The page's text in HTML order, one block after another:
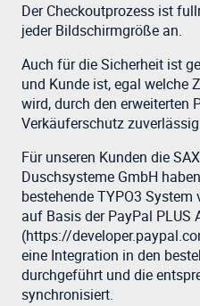
Der Checkoutprozess ist
jeder Bildschirmgröße an.
Auch für die Sicherheit ist
und Kunde ist, egal welche
wird, durch den erweiterten
Verkäuferschutz
Für unseren Kunden die
Duschsysteme GmbH
bestehende TYPO3
auf Basis der PayPal PLUS
(https://
eine Integration in den
durchgeführt und die
synchronisiert.